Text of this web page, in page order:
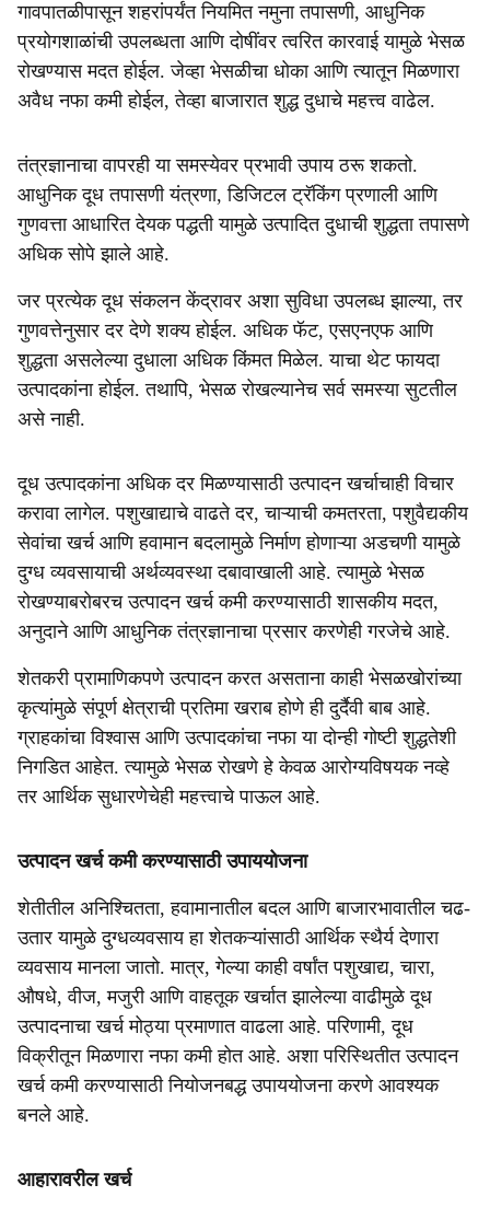
गावपातळीपासून शहरांपर्यंत नियमित नमुना तपासणी, आधुनिक
प्रयोगशाळांची उपलब्धता आणि दोषींवर त्वरित कारवाई यामुळे भेसळ
रोखण्यास मदत होईल. जेव्हा भेसळीचा धोका आणि त्यातून मिळणारा
अवैध नफा कमी होईल, तेव्हा बाजारात शुद्ध दुधाचे महत्त्व वाढेल.
तंत्रज्ञानाचा वापरही या समस्येवर प्रभावी उपाय ठरू शकतो.
आधुनिक दूध तपासणी यंत्रणा, डिजिटल ट्रॅकिंग प्रणाली आणि
गुणवत्ता आधारित देयक पद्धती यामुळे उत्पादित दुधाची शुद्धता तपासणे
अधिक सोपे झाले आहे.
जर प्रत्येक दूध संकलन केंद्रावर अशा सुविधा उपलब्ध झाल्या, तर
गुणवत्तेनुसार दर देणे शक्य होईल. अधिक फॅट, एसएनएफ आणि
शुद्धता असलेल्या दुधाला अधिक किंमत मिळेल. याचा थेट फायदा
उत्पादकांना होईल. तथापि, भेसळ रोखल्यानेच सर्व समस्या सुटतील
असे नाही.
दूध उत्पादकांना अधिक दर मिळण्यासाठी उत्पादन खर्चाचाही विचार
करावा लागेल. पशुखाद्याचे वाढते दर, चाऱ्याची कमतरता, पशुवैद्यकीय
सेवांचा खर्च आणि हवामान बदलामुळे निर्माण होणाऱ्या अडचणी यामुळे
दुग्ध व्यवसायाची अर्थव्यवस्था दबावाखाली आहे. त्यामुळे भेसळ
रोखण्याबरोबरच उत्पादन खर्च कमी करण्यासाठी शासकीय मदत,
अनुदाने आणि आधुनिक तंत्रज्ञानाचा प्रसार करणेही गरजेचे आहे.
शेतकरी प्रामाणिकपणे उत्पादन करत असताना काही भेसळखोरांच्या
कृत्यांमुळे संपूर्ण क्षेत्राची प्रतिमा खराब होणे ही दुर्दैवी बाब आहे.
ग्राहकांचा विश्वास आणि उत्पादकांचा नफा या दोन्ही गोष्टी शुद्धतेशी
निगडित आहेत. त्यामुळे भेसळ रोखणे हे केवळ आरोग्यविषयक नव्हे
तर आर्थिक सुधारणेचेही महत्त्वाचे पाऊल आहे.
उत्पादन खर्च कमी करण्यासाठी उपाययोजना
शेतीतील अनिश्चितता, हवामानातील बदल आणि बाजारभावातील चढ-
उतार यामुळे दुग्धव्यवसाय हा शेतकऱ्यांसाठी आर्थिक स्थैर्य देणारा
व्यवसाय मानला जातो. मात्र, गेल्या काही वर्षांत पशुखाद्य, चारा,
औषधे, वीज, मजुरी आणि वाहतूक खर्चात झालेल्या वाढीमुळे दूध
उत्पादनाचा खर्च मोठ्या प्रमाणात वाढला आहे. परिणामी, दूध
विक्रीतून मिळणारा नफा कमी होत आहे. अशा परिस्थितीत उत्पादन
खर्च कमी करण्यासाठी नियोजनबद्ध उपाययोजना करणे आवश्यक
बनले आहे.
आहारावरील खर्च